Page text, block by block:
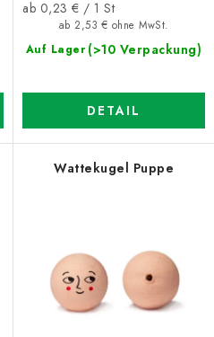
Auf Lager (>10 Verpackung)
ab 2,53 € ohne MwSt.
Verkaufspreis:
ab 0,23 € / 1 St
DETAIL
Wattekugel Puppe